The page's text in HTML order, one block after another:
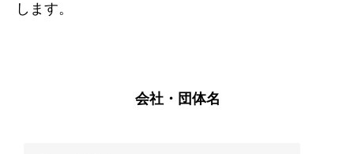
します。
会社・団体名